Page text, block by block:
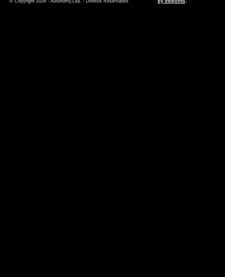
© Copyright 2026 - Autonomy,Lda. - Direitos Reservados by delponto